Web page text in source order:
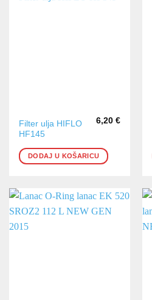
Filter ulja HIFLO
HF145
6,20 €
DODAJ U KOŠARICU